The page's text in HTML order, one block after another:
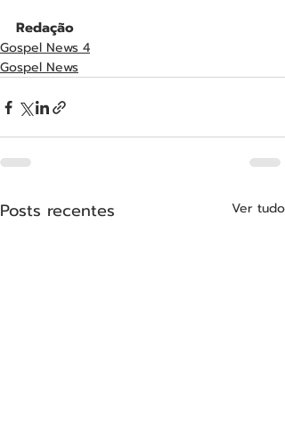
Redação
Gospel News 4
Gospel News
Posts recentes Ver tudo